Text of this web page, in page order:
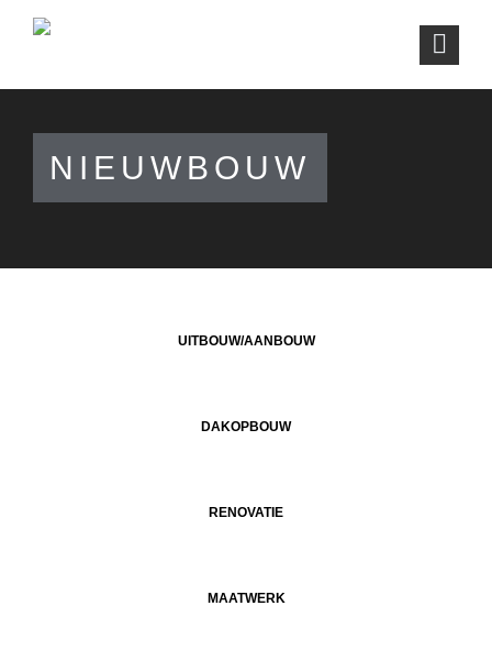
NIEUWBOUW
UITBOUW/AANBOUW
DAKOPBOUW
RENOVATIE
MAATWERK